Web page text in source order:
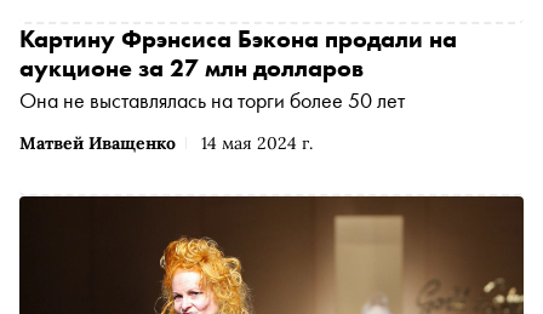
Матвей Иващенко 14 мая 2024 г.
Картину Фрэнсиса Бэкона продали на
аукционе за 27 млн долларов
Она не выставлялась на торги более 50 лет